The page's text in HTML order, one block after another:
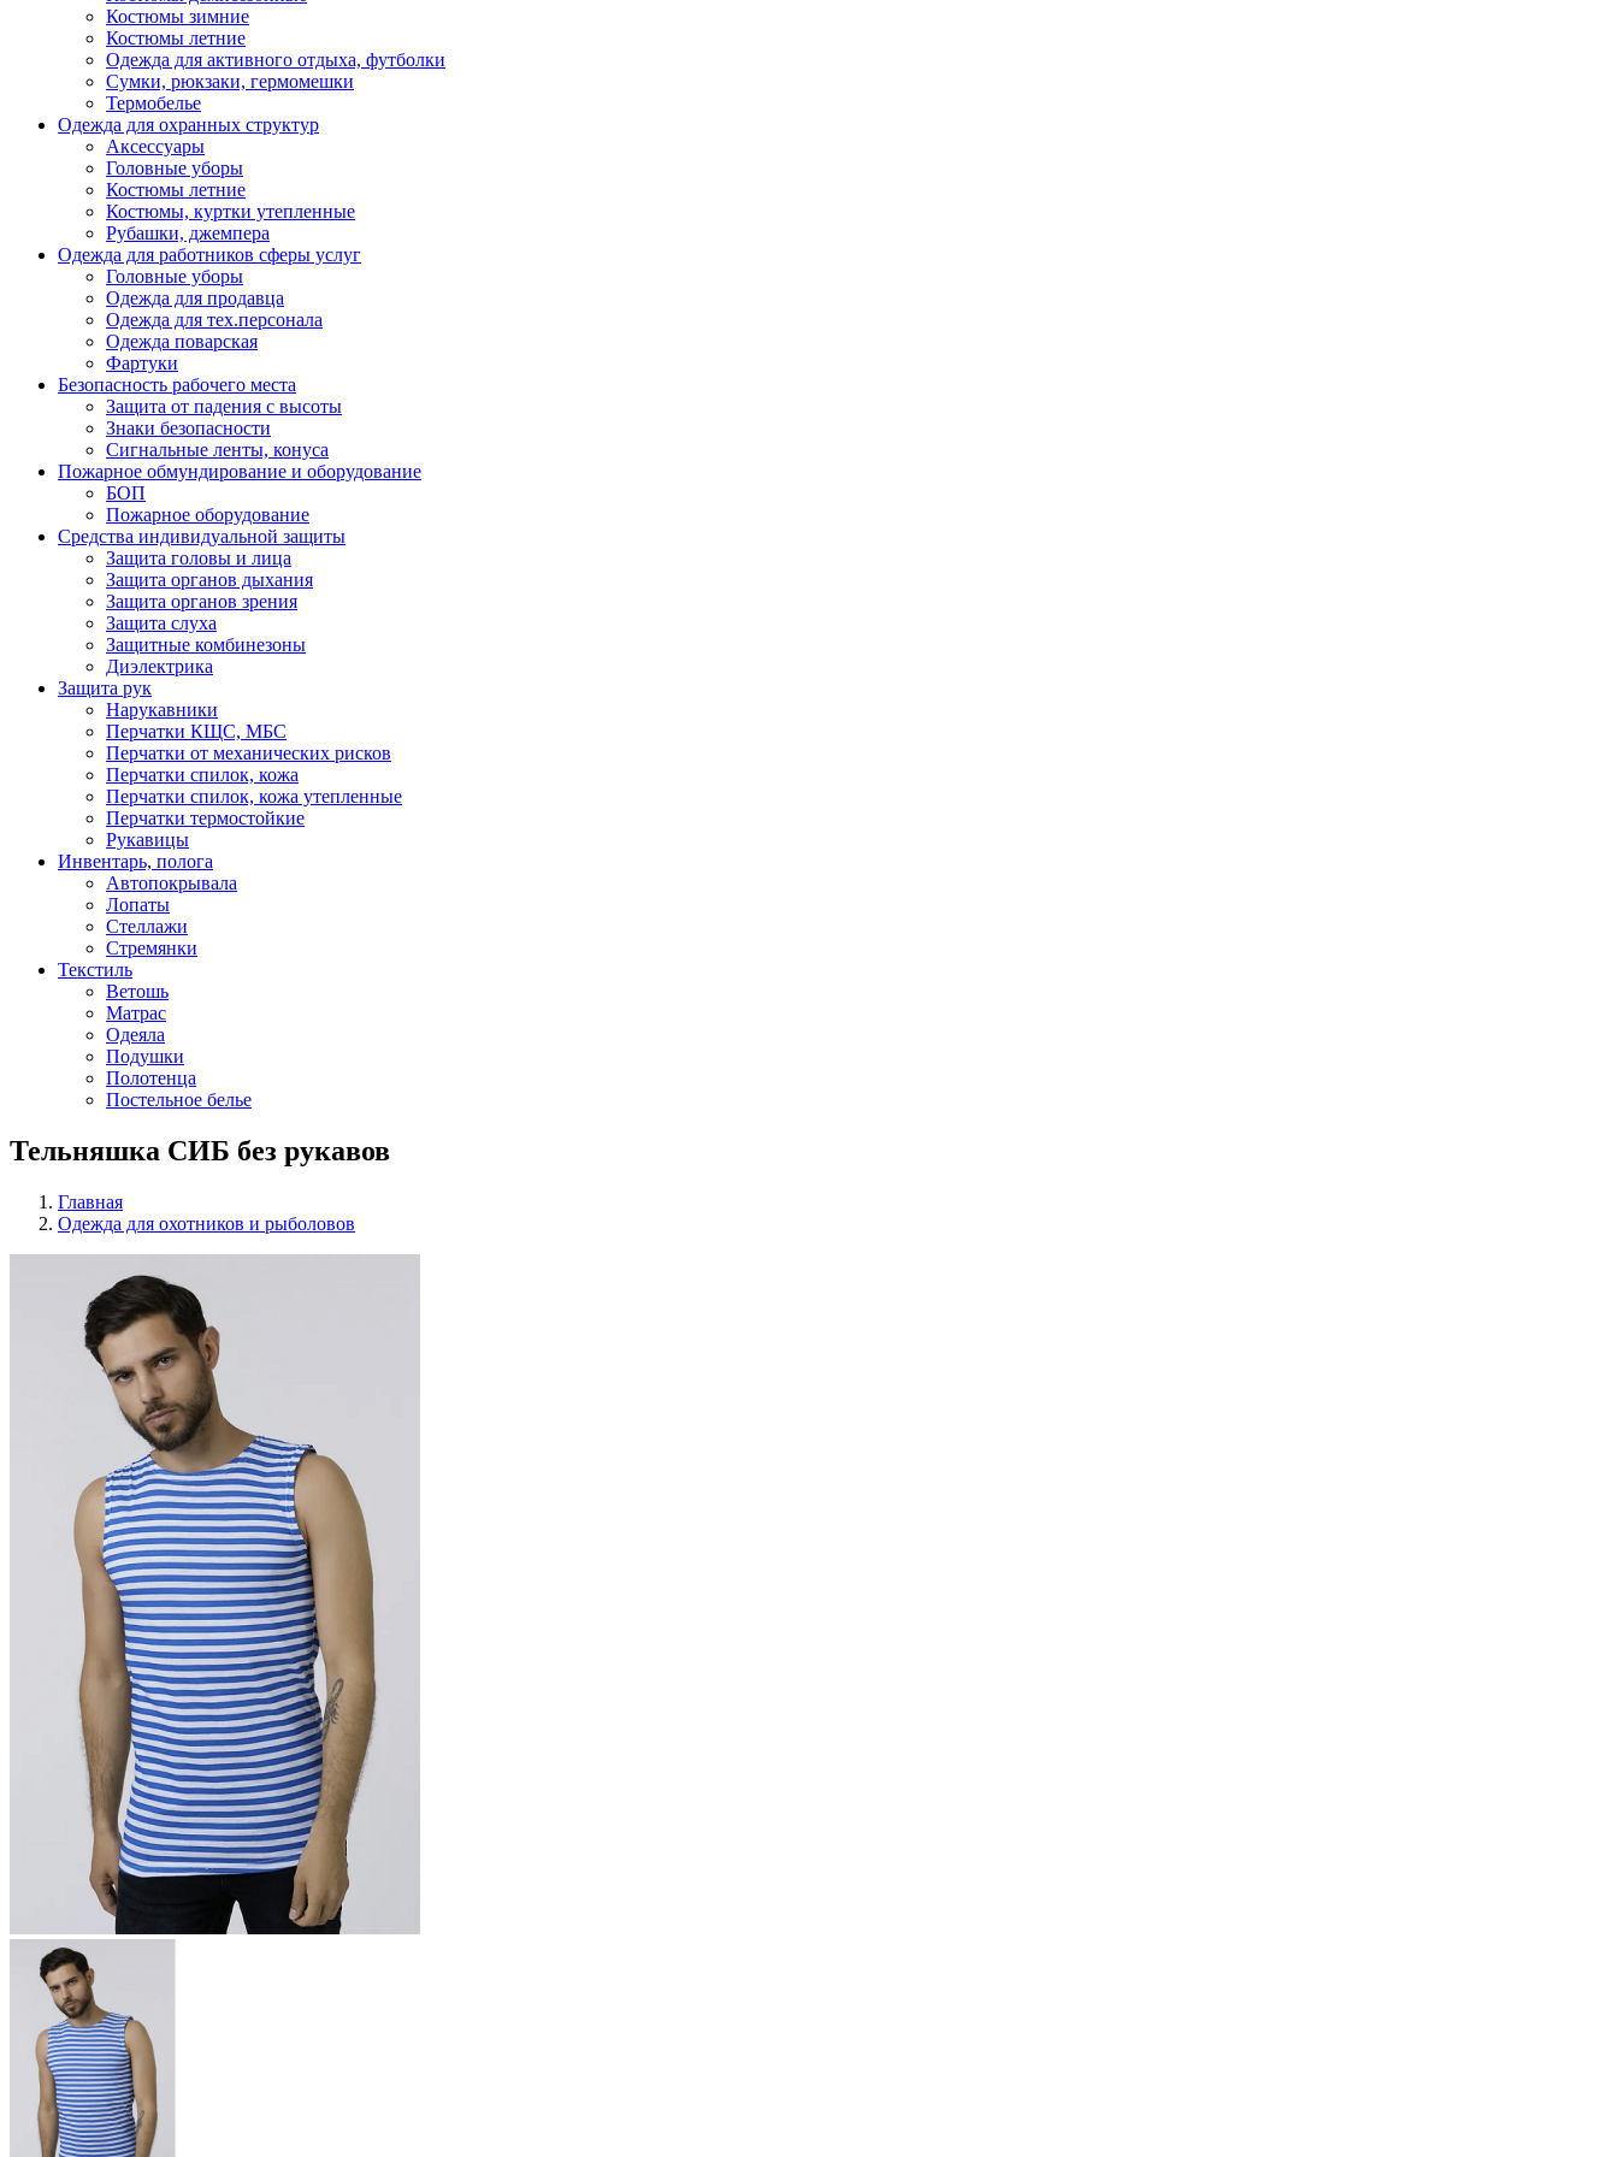
Костюмы зимние
Костюмы летние
Одежда для активного отдыха, футболки
Сумки, рюкзаки, гермомешки
Термобелье
Одежда для охранных структур
Аксессуары
Головные уборы
Костюмы летние
Костюмы, куртки утепленные
Рубашки, джемпера
Одежда для работников сферы услуг
Головные уборы
Одежда для продавца
Одежда для тех.персонала
Одежда поварская
Фартуки
Безопасность рабочего места
Защита от падения с высоты
Знаки безопасности
Сигнальные ленты, конуса
Пожарное обмундирование и оборудование
БОП
Пожарное оборудование
Средства индивидуальной защиты
Защита головы и лица
Защита органов дыхания
Защита органов зрения
Защита слуха
Защитные комбинезоны
Диэлектрика
Защита рук
Нарукавники
Перчатки КЩС, МБС
Перчатки от механических рисков
Перчатки спилок, кожа
Перчатки спилок, кожа утепленные
Перчатки термостойкие
Рукавицы
Инвентарь, полога
Автопокрывала
Лопаты
Стеллажи
Стремянки
Текстиль
Ветошь
Матрас
Одеяла
Подушки
Полотенца
Постельное белье
Тельняшка СИБ без рукавов
Главная
Одежда для охотников и рыболовов